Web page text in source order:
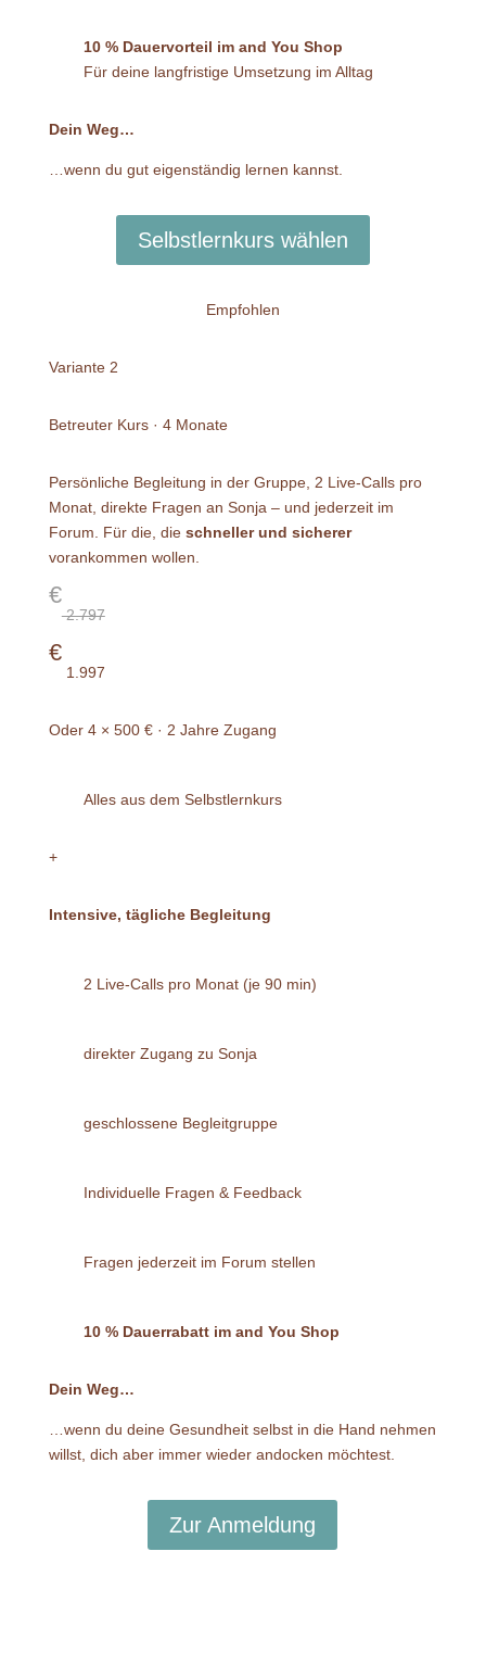
10 % Dauervorteil im and You Shop
Für deine langfristige Umsetzung im Alltag
Dein Weg…
…wenn du gut eigenständig lernen kannst.
Selbstlernkurs wählen
Empfohlen
Variante 2
Betreuter Kurs · 4 Monate
Persönliche Begleitung in der Gruppe, 2 Live-Calls pro
Monat, direkte Fragen an Sonja – und jederzeit im
Forum. Für die, die schneller und sicherer
vorankommen wollen.
€
2.797
€
1.997
Oder 4 × 500 € · 2 Jahre Zugang
Alles aus dem Selbstlernkurs
+
Intensive, tägliche Begleitung
2 Live-Calls pro Monat (je 90 min)
direkter Zugang zu Sonja
geschlossene Begleitgruppe
Individuelle Fragen & Feedback
Fragen jederzeit im Forum stellen
10 % Dauerrabatt im and You Shop
Dein Weg…
…wenn du deine Gesundheit selbst in die Hand nehmen
willst, dich aber immer wieder andocken möchtest.
Zur Anmeldung